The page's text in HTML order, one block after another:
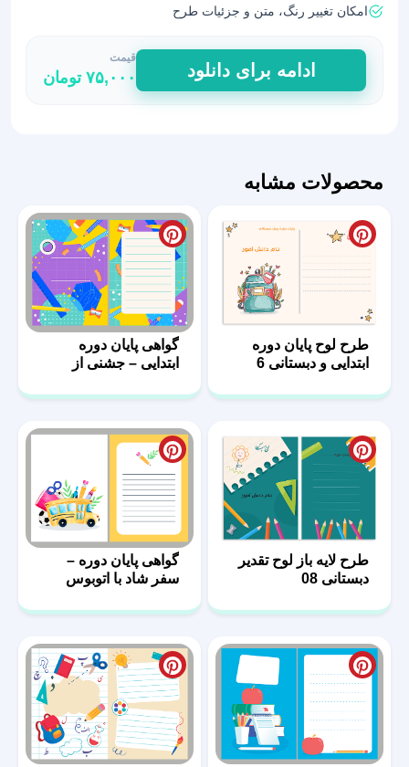
امکان تغییر رنگ، متن و جزئیات طرح
سند
پیروزی
کوچولو
پایان
اول
ادامه برای دانلود
قیمت
۷۵,۰۰۰ تومان
محصولات مشابه
طرح لوح پایان دوره
ابتدایی و دبستانی 6
گواهی پایان دوره
ابتدایی – جشنی از
طرح لایه باز لوح تقدیر
دبستانی 08
گواهی پایان دوره –
سفر شاد با اتوبوس